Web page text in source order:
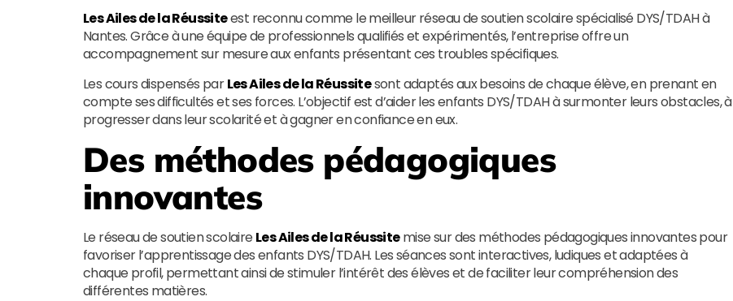
Les Ailes de la Réussiteest reconnu comme le meilleur réseau de soutien scolaire spécialisé DYS/TDAH à
Nantes. Grâce à une équipe de professionnels qualifiés et expérimentés, l’entreprise offre un
accompagnement sur mesure aux enfants présentant ces troubles spécifiques.
Les cours dispensés parLes Ailes de la Réussitesont adaptés aux besoins de chaque élève, en prenant en
compte ses difficultés et ses forces. L’objectif est d’aider les enfants DYS/TDAH à surmonter leurs obstacles, à
progresser dans leur scolarité et à gagner en confiance en eux.
Des méthodes pédagogiques
innovantes
Le réseau de soutien scolaire Les Ailes de la Réussitemise sur des méthodes pédagogiques innovantes pour
favoriser l’apprentissage des enfants DYS/TDAH. Les séances sont interactives, ludiques et adaptées à
chaque profil, permettant ainsi de stimuler l’intérêt des élèves et de faciliter leur compréhension des
différentes matières.